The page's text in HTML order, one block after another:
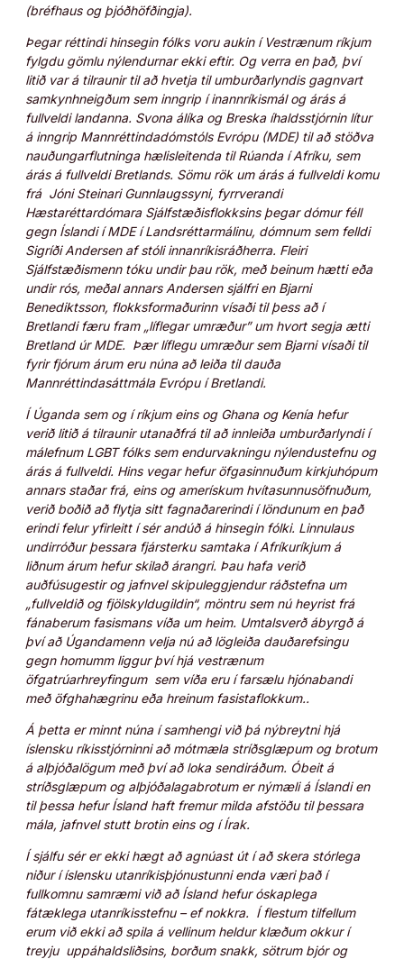
(bréfhaus og þjóðhöfðingja).
Þegar réttindi hinsegin fólks voru aukin í Vestrænum ríkjum
fylgdu gömlu nýlendurnar ekki eftir. Og verra en það, því
litið var á tilraunir til að hvetja til umburðarlyndis gagnvart
samkynhneigðum sem inngrip í inannríkismál og árás á
fullveldi landanna. Svona álíka og Breska íhaldsstjórnin lítur
á inngrip Mannréttindadómstóls Evrópu (MDE) til að stöðva
nauðungarflutninga hælisleitenda til Rúanda í Afríku, sem
árás á fullveldi Bretlands. Sömu rök um árás á fullveldi komu
frá Jóni Steinari Gunnlaugssyni, fyrrverandi
Hæstaréttardómara Sjálfstæðisflokksins þegar dómur féll
gegn Íslandi í MDE í Landsréttarmálinu, dómnum sem felldi
Sigríði Andersen af stóli innanríkisráðherra. Fleiri
Sjálfstæðismenn tóku undir þau rök, með beinum hætti eða
undir rós, meðal annars Andersen sjálfri en Bjarni
Benediktsson, flokksformaðurinn vísaði til þess að í
Bretlandi færu fram „líflegar umræður” um hvort segja ætti
Bretland úr MDE. Þær líflegu umræður sem Bjarni vísaði til
fyrir fjórum árum eru núna að leiða til dauða
Mannréttindasáttmála Evrópu í Bretlandi.
Í Úganda sem og í ríkjum eins og Ghana og Kenía hefur
verið litið á tilraunir utanaðfrá til að innleiða umburðarlyndi í
málefnum LGBT fólks sem endurvakningu nýlendustefnu og
árás á fullveldi. Hins vegar hefur öfgasinnuðum kirkjuhópum
annars staðar frá, eins og amerískum hvítasunnusöfnuðum,
verið boðið að flytja sitt fagnaðarerindi í löndunum en það
erindi felur yfirleitt í sér andúð á hinsegin fólki. Linnulaus
undirróður þessara fjársterku samtaka í Afríkuríkjum á
liðnum árum hefur skilað árangri. Þau hafa verið
auðfúsugestir og jafnvel skipuleggjendur ráðstefna um
„fullveldið og fjölskyldugildin“, möntru sem nú heyrist frá
fánaberum fasismans víða um heim. Umtalsverð ábyrgð á
því að Úgandamenn velja nú að lögleiða dauðarefsingu
gegn homumm liggur því hjá vestrænum
öfgatrúarhreyfingum sem víða eru í farsælu hjónabandi
með öfghahægrinu eða hreinum fasistaflokkum..
Á þetta er minnt núna í samhengi við þá nýbreytni hjá
íslensku ríkisstjórninni að mótmæla stríðsglæpum og brotum
á alþjóðalögum með því að loka sendiráðum. Óbeit á
stríðsglæpum og alþjóðalagabrotum er nýmæli á Íslandi en
til þessa hefur Ísland haft fremur milda afstöðu til þessara
mála, jafnvel stutt brotin eins og í Írak.
Í sjálfu sér er ekki hægt að agnúast út í að skera stórlega
niður í íslensku utanríkisþjónustunni enda væri það í
fullkomnu samræmi við að Ísland hefur óskaplega
fátæklega utanríkisstefnu – ef nokkra. Í flestum tilfellum
erum við ekki að spila á vellinum heldur klæðum okkur í
treyju uppáhaldsliðsins, borðum snakk, sötrum bjór og